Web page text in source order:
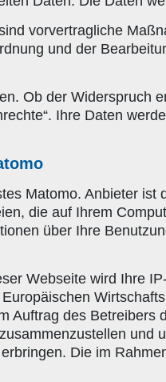
vorvertragliche
und der
Ob der
Ihre Daten
Matomo. Anbieter
die auf Ihrem
über Ihre
Webseite wird Ihre
Auftrag des
Die im